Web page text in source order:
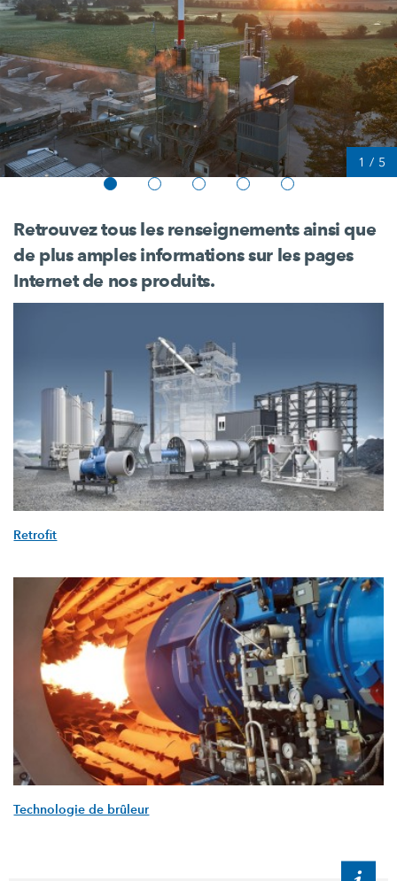
1 / 5
Retrouvez tous les renseignements ainsi que
de plus amples informations sur les pages
Internet de nos produits.
Retrofit
Technologie de brûleur